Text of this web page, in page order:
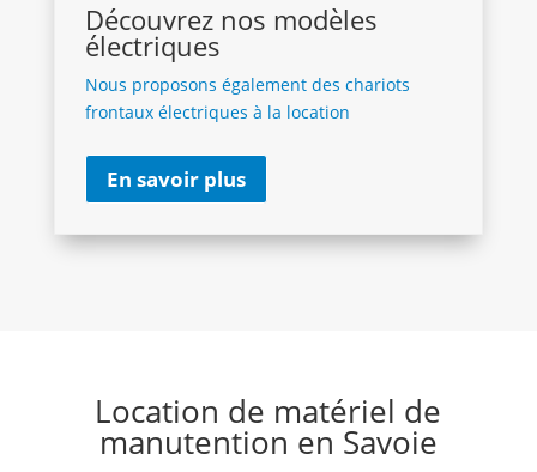
Découvrez nos modèles
électriques
Nous proposons également des chariots
frontaux électriques à la location
En savoir plus
Location de matériel de
manutention en Savoie